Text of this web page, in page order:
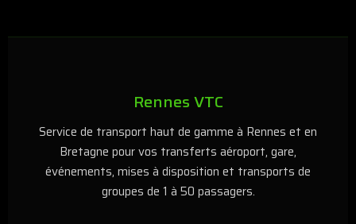
Rennes VTC
Service de transport haut de gamme à Rennes et en
Bretagne pour vos transferts aéroport, gare,
événements, mises à disposition et transports de
groupes de 1 à 50 passagers.